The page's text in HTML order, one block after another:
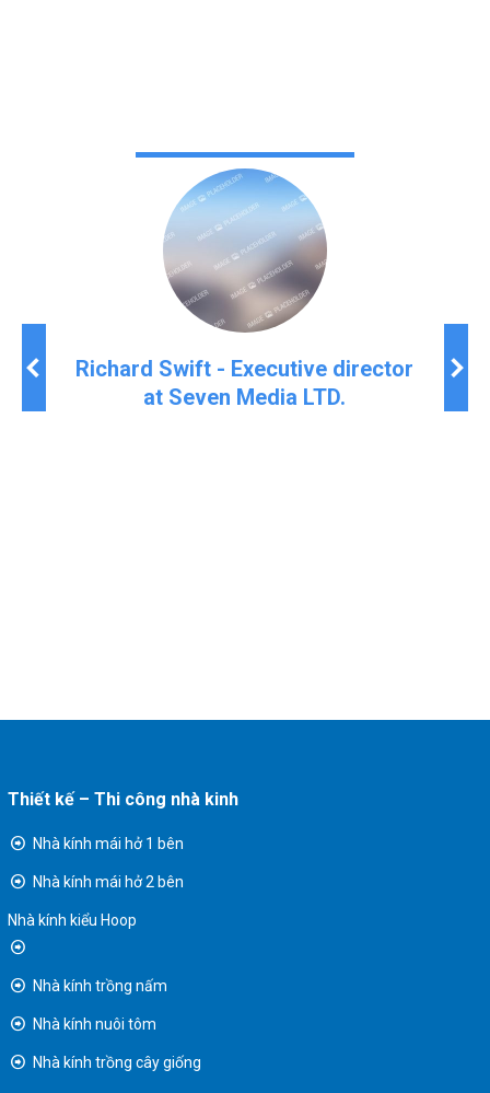
Richard Swift - Executive director
at Seven Media LTD.
Thiết kế – Thi công nhà kinh
Nhà kính mái hở 1 bên
Nhà kính mái hở 2 bên
Nhà kính kiểu Hoop
Nhà kính trồng nấm
Nhà kính nuôi tôm
Nhà kính trồng cây giống